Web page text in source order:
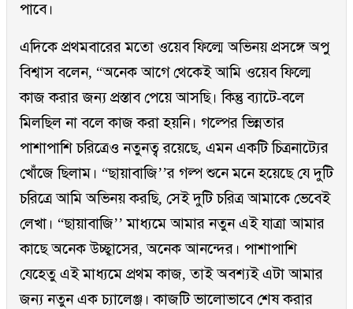
পাবে।
এদিকে প্রথমবারের মতো ওয়েব ফিল্মে অভিনয় প্রসঙ্গে অপু
বিশ্বাস বলেন, “অনেক আগে থেকেই আমি ওয়েব ফিল্মে
কাজ করার জন্য প্রস্তাব পেয়ে আসছি। কিন্তু ব্যাটে-বলে
মিলছিল না বলে কাজ করা হয়নি। গল্পের ভিন্নতার
পাশাপাশি চরিত্রেও নতুনত্ব রয়েছে, এমন একটি চিত্রনাট্যের
খোঁজে ছিলাম। “ছায়াবাজি’’র গল্প শুনে মনে হয়েছে যে দুটি
চরিত্রে আমি অভিনয় করছি, সেই দুটি চরিত্র আমাকে ভেবেই
লেখা। “ছায়াবাজি’’ মাধ্যমে আমার নতুন এই যাত্রা আমার
কাছে অনেক উচ্ছ্বাসের, অনেক আনন্দের। পাশাপাশি
যেহেতু এই মাধ্যমে প্রথম কাজ, তাই অবশ্যই এটা আমার
জন্য নতুন এক চ্যালেঞ্জ। কাজটি ভালোভাবে শেষ করার